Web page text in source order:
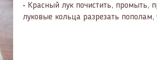
• Красный лук почистить, промыть,
луковые кольца разрезать пополам,